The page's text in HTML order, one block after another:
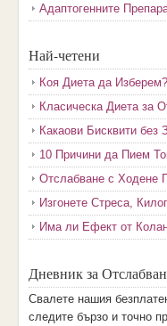
Адаптогенните
Най-четени
Коя Диета да Изберем?
Класическа Диета за
Какаови Бисквити без
10 Причини да Пием
Отслабване с Ходене
Изгонете Стреса,
Има ли Ефект от
Дневник за
Свалете нашия
следите бързо и точно